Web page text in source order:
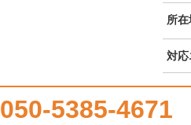
所在
対応
050-5385-4671